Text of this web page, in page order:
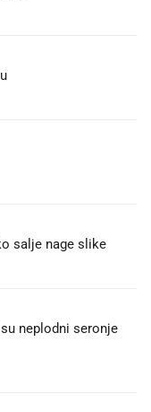
🤭
salje nage slike
neplodni seronje